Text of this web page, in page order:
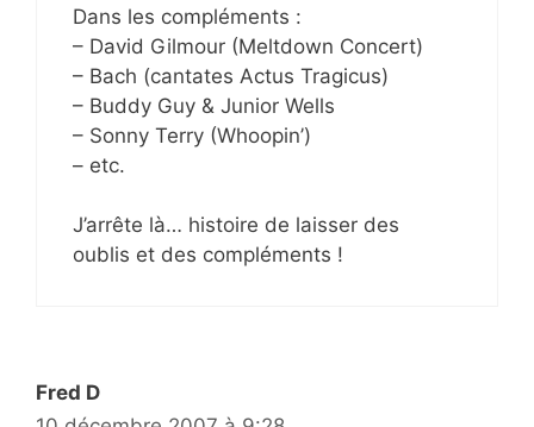
Dans les compléments :
– David Gilmour (Meltdown Concert)
– Bach (cantates Actus Tragicus)
– Buddy Guy & Junior Wells
– Sonny Terry (Whoopin’)
– etc.
J’arrête là… histoire de laisser des
oublis et des compléments !
Fred D